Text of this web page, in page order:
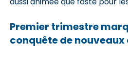
Premier trimestre
conquête de